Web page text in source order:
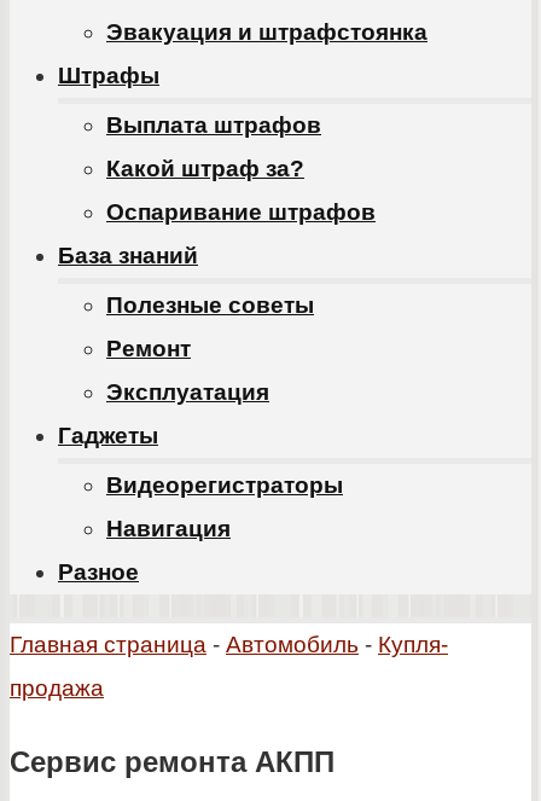
Эвакуация и штрафстоянка
Штрафы
Выплата штрафов
Какой штраф за?
Оспаривание штрафов
База знаний
Полезные советы
Ремонт
Эксплуатация
Гаджеты
Видеорегистраторы
Навигация
Разное
Главная страница - Автомобиль - Купля-
продажа
Сервис ремонта АКПП